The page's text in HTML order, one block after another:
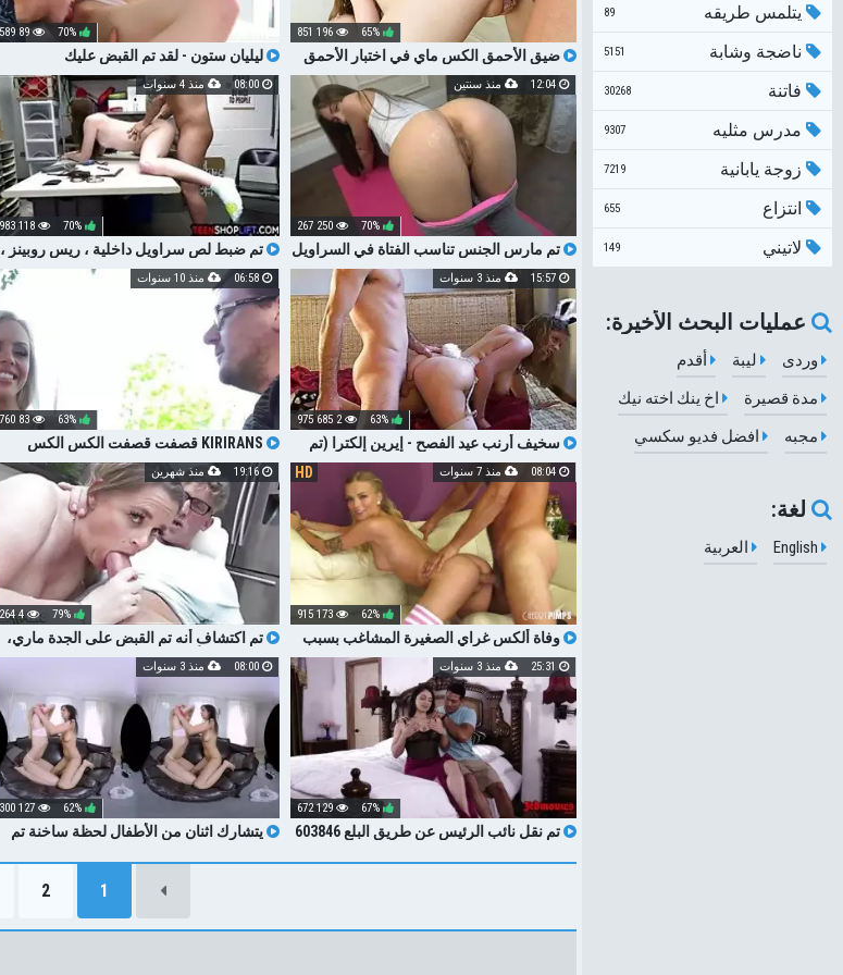
ضيق الأحمق الكس ماي في اختبار الأحمق
65%
196 851
ليليان ستون - لقد تم القبض عليك
89 589
تم مارس الجنس تناسب الفتاة في السراويل
اليوغا بعد التدريب
70%
250 267
منذ سنتين
تم ضبط لص سراويل داخلية ، ريس روبينز ،
على يد ضابط شرطة
08:00 منذ 4 سنوات
سخيف أرنب عيد الفصح - إيرين إلكترا (تم
إعادة تحميله بدقة عالية)
63%
2 685 975
منذ 3 سنوات
KIRIRANS قصفت قصفت الكس الكس
الرطب
06:58 منذ 10 سنوات
وفاة ألكس غراي الصغيرة المشاغب بسبب
شاعر كبير
62%
173 915
منذ 7 سنوات HD
تم اكتشاف أنه تم القبض على الجدة ماري،
وهي زوجة الأب
4 264
19:16 منذ شهرين
تم نقل نائب الرئيس عن طريق البلع 603846
67%
129 672
منذ 3 سنوات
يتشارك اثنان من الأطفال لحظة ساخنة تم
08:00 منذ 3 سنوات
1
2
يتلمس طريقه 89
ناضجة وشابة 5151
فاتنة 30268
مدرس مثليه 9307
زوجة يابانية 7219
انتزاع 655
لاتيني 149
عمليات البحث الأخيرة:
وردى ليبة
أقدم
مدة قصيرة
اخ ينك اخته نيك
مجبه
افضل فديو سكسي
لغة:
العربية